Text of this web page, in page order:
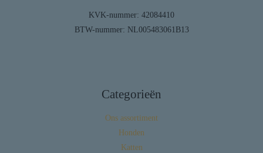
KVK-nummer: 42084410
BTW-nummer: NL005483061B13
Categorieën
Ons assortiment
Honden
Katten